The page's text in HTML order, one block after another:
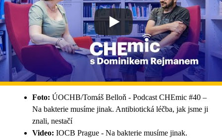
Foto: ÚOCHB/Tomáš Belloň - Podcast CHEmic #40 –
Na bakterie musíme jinak. Antibiotická léčba, jak jsme ji
znali, nestačí
Video: IOCB Prague - Na bakterie musíme jinak.